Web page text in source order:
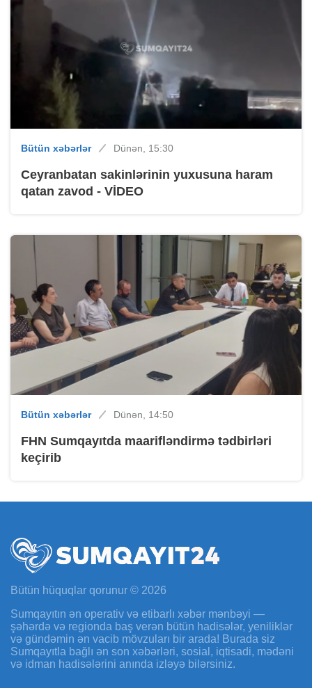
Bütün xəbərlər Dünən, 15:30
Ceyranbatan sakinlərinin yuxusuna haram
qatan zavod - VİDEO
Bütün xəbərlər Dünən, 14:50
FHN Sumqayıtda maarifləndirmə tədbirləri
keçirib
Bütün hüquqlar qorunur © 2026
Sumqayıtın ən operativ və etibarlı xəbər mənbəyi —
şəhərdə və regionda baş verən bütün hadisələr, yeniliklər
və gündəmin ən vacib mövzuları bir arada! Burada siz
Sumqayıtla bağlı ən son xəbərləri, sosial, iqtisadi, mədəni
və idman hadisələrini anında izləyə bilərsiniz.